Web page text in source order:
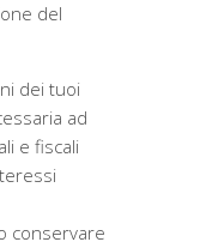
del
dei tuoi
ad
e fiscali
conservare